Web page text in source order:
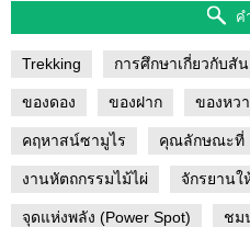
ค
Trekking การศึกษาเกี่ยวกับสั
ของดอง ของฝาก ของหว
คฤหาสน์ซามูไร คุณลักษณะที่
งานหัตถกรรมไม้ไผ่ จักรยานใ
จุดแห่งพลัง (Power Spot) ชม